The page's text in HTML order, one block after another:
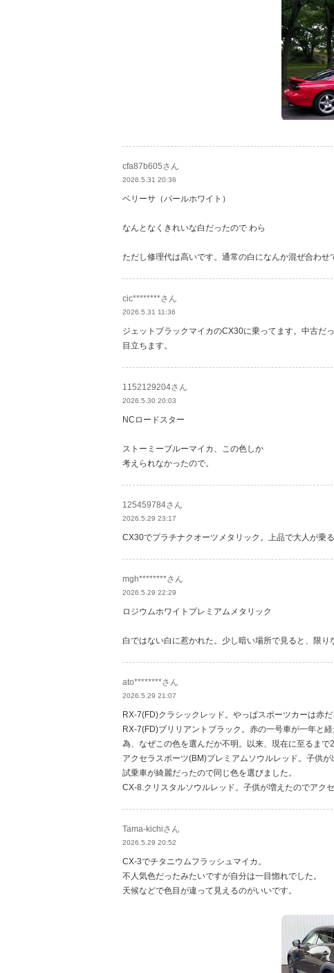
cfa87b605さん
2026.5.31 20:36
ベリーサ（パールホワイト）
なんとなくきれいな白だったので わら
ただし修理代は高いです。通常の白になんか混ぜ合わせ
cic********さん
2026.5.31 11:36
ジェットブラックマイカのCX30に乗ってます。中古だ
目立ちます。
1152129204さん
2026.5.30 20:03
NCロードスター
ストーミーブルーマイカ、この色しか
考えられなかったので。
125459784さん
2026.5.29 23:17
CX30でプラチナクオーツメタリック。上品で大人が乗
mgh********さん
2026.5.29 22:29
ロジウムホワイトプレミアムメタリック
白ではない白に惹かれた。少し暗い場所で見ると、限
ato********さん
2026.5.29 21:07
RX-7(FD)クラシックレッド。やっぱスポーツカーは赤だ
RX-7(FD)ブリリアントブラック。赤の一号車が一年と
為、なぜこの色を選んだか不明。以来、現在に至るまで
アクセラスポーツ(BM)プレミアムソウルレッド。子供
試乗車が綺麗だったので同じ色を選びました。
CX-8.クリスタルソウルレッド。子供が増えたのでアク
Tama-kichiさん
2026.5.29 20:52
CX-3でチタニウムフラッシュマイカ。
不人気色だったみたいですが自分は一目惚れでした。
天候などで色目が違って見えるのがいいです。